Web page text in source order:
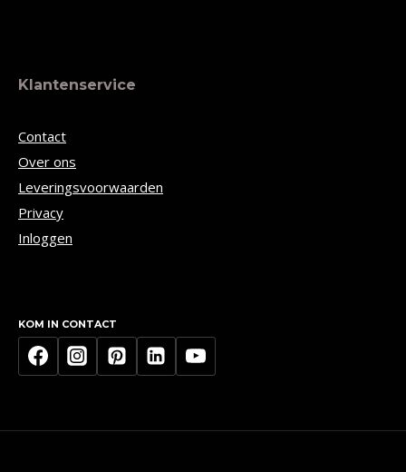
Klantenservice
Contact
Over ons
Leveringsvoorwaarden
Privacy
Inloggen
KOM IN CONTACT